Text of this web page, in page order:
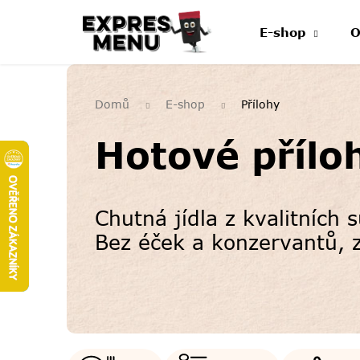
E-shop
Domů E-shop Přílohy
Hotové
Chutná jídla z kvalitních
Bez éček a konzervantů,